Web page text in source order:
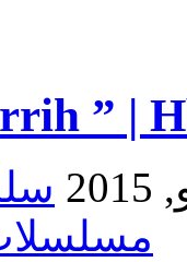
” |
مسلسلات